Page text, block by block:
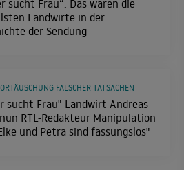
sucht Frau“: Das waren die
Landwirte in der
der Sendung
sucht Frau"-Landwirt Andreas
RTL-Redakteur Manipulation
und Petra sind fassungslos"
FALSCHER TATSACHEN